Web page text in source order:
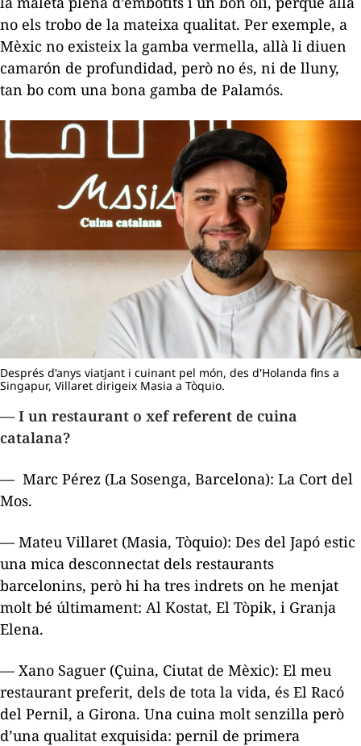
no els trobo de la mateixa qualitat. Per exemple, a
Mèxic no existeix la gamba vermella, allà li diuen
camarón de profundidad, però no és, ni de lluny,
tan bo com una bona gamba de Palamós.
Després d'anys viatjant i cuinant pel món, des d'Holanda fins a
Singapur, Villaret dirigeix Masia a Tòquio.
— I un restaurant o xef referent de cuina
catalana?
— Marc Pérez (La Sosenga, Barcelona): La Cort del
Mos.
— Mateu Villaret (Masia, Tòquio): Des del Japó estic
una mica desconnectat dels restaurants
barcelonins, però hi ha tres indrets on he menjat
molt bé últimament: Al Kostat, El Tòpik, i Granja
Elena.
— Xano Saguer (Çuina, Ciutat de Mèxic): El meu
restaurant preferit, dels de tota la vida, és El Racó
del Pernil, a Girona. Una cuina molt senzilla però
d’una qualitat exquisida: pernil de primera